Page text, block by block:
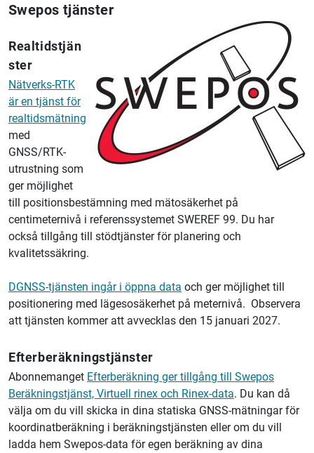
Swepos tjänster
Realtidstjän
ster
Nätverks-RTK
är en tjänst för
realtidsmätning
med
GNSS/RTK-
utrustning som
ger möjlighet
till positionsbestämning med mätosäkerhet på
centimeternivå i referenssystemet SWEREF 99. Du har
också tillgång till stödtjänster för planering och
kvalitetssäkring.
DGNSS-tjänsten ingår i öppna data och ger möjlighet till
positionering med lägesosäkerhet på meternivå. Observera
att tjänsten kommer att avvecklas den 15 januari 2027.
Efterberäkningstjänster
Abonnemanget Efterberäkning ger tillgång till Swepos
Beräkningstjänst, Virtuell rinex och Rinex-data. Du kan då
välja om du vill skicka in dina statiska GNSS-mätningar för
koordinatberäkning i beräknings­tjänsten eller om du vill
ladda hem Swepos-data för egen beräkning av dina